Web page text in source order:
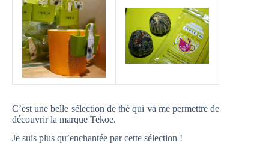
C’est une belle sélection de thé qui va me permettre de
découvrir la marque Tekoe.
Je suis plus qu’enchantée par cette sélection !